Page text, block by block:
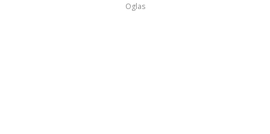
Oglas